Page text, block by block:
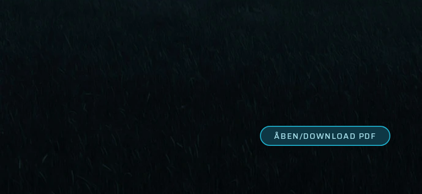
ÅBEN/DOWNLOAD PDF